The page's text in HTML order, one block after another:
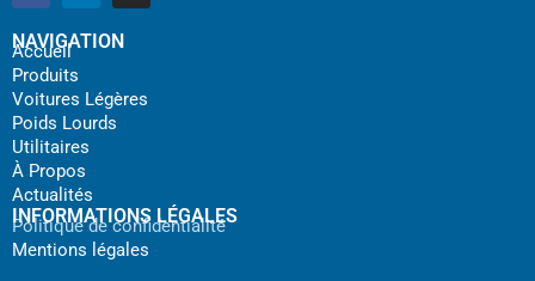
NAVIGATION
Accueil
Produits
Voitures Légères
Poids Lourds
Utilitaires
À Propos
Actualités
INFORMATIONS LÉGALES
Politique de confidentialité
Mentions légales